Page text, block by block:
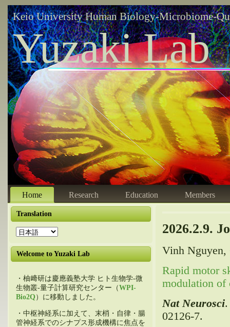
Keio University Human Biology-Microbiome-
Yuzaki Lab
Home Research Education Members
Translation
Welcome to Yuzaki Lab
・柚﨑研は慶應義塾大学 ヒト生物学-微
生物叢-量子計算研究センター（WPI-
Bio2Q）に移動しました。
・中枢神経系に加えて、末梢・自律・腸
管神経系でのシナプス形成機構に焦点を
2026.2.9.
Vinh Nguyen,
Rapid motor
modulation of
Nat Neurosci
02126-7.